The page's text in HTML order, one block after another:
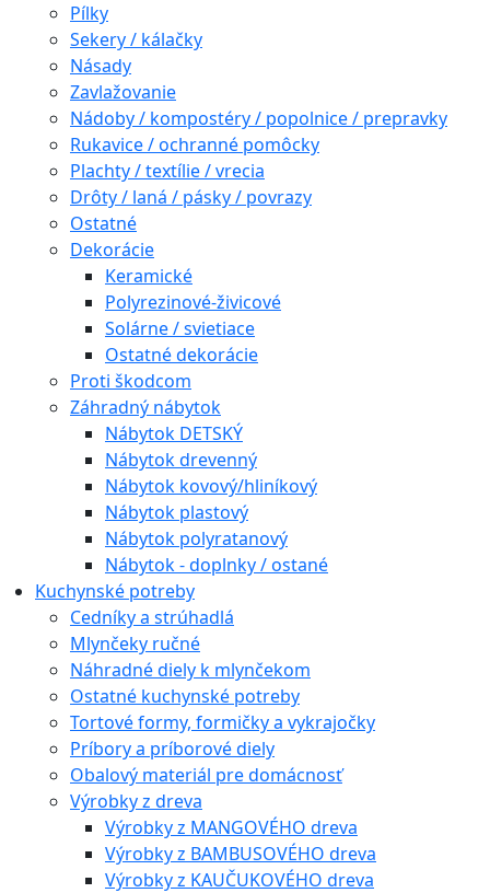
Pílky
Sekery / kálačky
Násady
Zavlažovanie
Nádoby / kompostéry / popolnice / prepravky
Rukavice / ochranné pomôcky
Plachty / textílie / vrecia
Drôty / laná / pásky / povrazy
Ostatné
Dekorácie
Keramické
Polyrezinové-živicové
Solárne / svietiace
Ostatné dekorácie
Proti škodcom
Záhradný nábytok
Nábytok DETSKÝ
Nábytok drevenný
Nábytok kovový/hliníkový
Nábytok plastový
Nábytok polyratanový
Nábytok - doplnky / ostané
Kuchynské potreby
Cedníky a strúhadlá
Mlynčeky ručné
Náhradné diely k mlynčekom
Ostatné kuchynské potreby
Tortové formy, formičky a vykrajočky
Príbory a príborové diely
Obalový materiál pre domácnosť
Výrobky z dreva
Výrobky z MANGOVÉHO dreva
Výrobky z BAMBUSOVÉHO dreva
Výrobky z KAUČUKOVÉHO dreva